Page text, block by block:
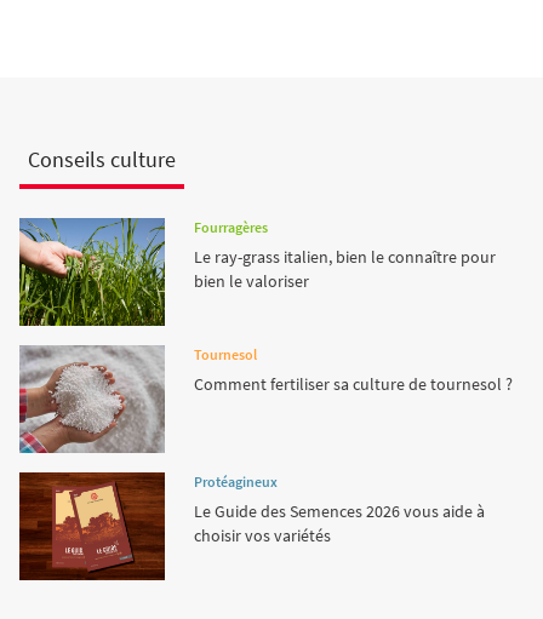
Conseils culture
Fourragères
Le ray-grass italien, bien le connaître pour
bien le valoriser
Tournesol
Comment fertiliser sa culture de tournesol ?
Protéagineux
Le Guide des Semences 2026 vous aide à
choisir vos variétés